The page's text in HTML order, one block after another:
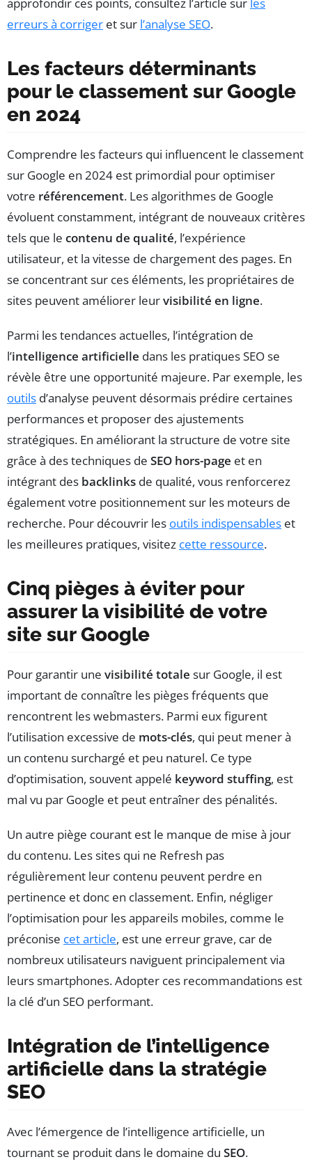
erreurs à corriger et sur l’analyse SEO.
Les facteurs déterminants
pour le classement sur Google
en 2024
Comprendre les facteurs qui influencent le classement
sur Google en 2024 est primordial pour optimiser
votre référencement. Les algorithmes de Google
évoluent constamment, intégrant de nouveaux critères
tels que le contenu de qualité, l’expérience
utilisateur, et la vitesse de chargement des pages. En
se concentrant sur ces éléments, les propriétaires de
sites peuvent améliorer leurvisibilité en ligne.
Parmi les tendances actuelles, l’intégration de
l’intelligence artificielle dans les pratiques SEO se
révèle être une opportunité majeure. Par exemple, les
outils d’analyse peuvent désormais prédire certaines
performances et proposer des ajustements
stratégiques. En améliorant la structure de votre site
grâce à des techniques de SEO hors-page et en
intégrant des backlinks de qualité, vous renforcerez
également votre positionnement sur les moteurs de
recherche. Pour découvrir les outils indispensables et
les meilleures pratiques, visitez cette ressource.
Cinq pièges à éviter pour
assurer la visibilité de votre
site sur Google
Pour garantir une visibilité totale sur Google, il est
important de connaître les pièges fréquents que
rencontrent les webmasters. Parmi eux figurent
l’utilisation excessive de mots-clés, qui peut mener à
un contenu surchargé et peu naturel. Ce type
d’optimisation, souvent appelé keyword stuffing, est
mal vu par Google et peut entraîner des pénalités.
Un autre piège courant est le manque de mise à jour
du contenu. Les sites qui ne Refresh pas
régulièrement leur contenu peuvent perdre en
pertinence et donc en classement. Enfin, négliger
l’optimisation pour les appareils mobiles, comme le
préconise cet article, est une erreur grave, car de
nombreux utilisateurs naviguent principalement via
leurs smartphones. Adopter ces recommandations est
la clé d’un SEO performant.
Intégration de l’intelligence
artificielle dans la stratégie
SEO
Avec l’émergence de l’intelligence artificielle, un
tournant se produit dans le domaine du SEO.